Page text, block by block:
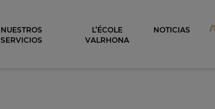
NUESTROS
SERVICIOS
L’ÉCOLE
VALRHONA
NOTICIAS